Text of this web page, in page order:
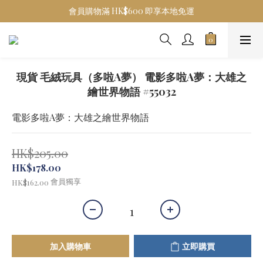
會員購物滿 HK$600 即享本地免運
現貨 毛絨玩具（多啦A夢） 電影多啦A夢：大雄之
繪世界物語 #55032
電影多啦A夢：大雄之繪世界物語
HK$205.00
HK$178.00
HK$162.00 會員獨享
加入購物車 立即購買